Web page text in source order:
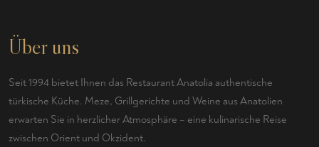
Über uns
Seit 1994 bietet Ihnen das Restaurant Anatolia authentische
türkische Küche. Meze, Grillgerichte und Weine aus Anatolien
erwarten Sie in herzlicher Atmosphäre – eine kulinarische Reise
zwischen Orient und Okzident.